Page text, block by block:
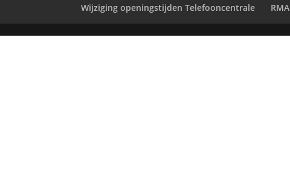
Wijziging openingstijden Telefooncentrale
RMA